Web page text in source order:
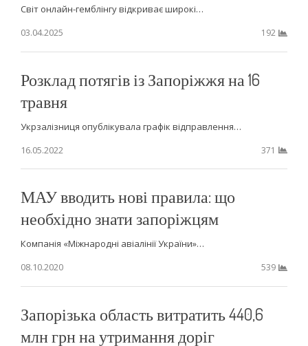
Світ онлайн-гемблінгу відкриває широкі…
03.04.2025
192
Розклад потягів із Запоріжжя на 16
травня
Укрзалізниця опублікувала графік відправлення…
16.05.2022
371
МАУ вводить нові правила: що
необхідно знати запоріжцям
Компанія «Міжнародні авіалінії України»…
08.10.2020
539
Запорізька область витратить 440,6
млн грн на утримання доріг